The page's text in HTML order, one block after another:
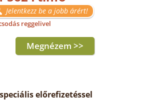
30.
Jelentkezz be a jobb árért!
reggelivel
Megnézem >>
előrefizetéssel